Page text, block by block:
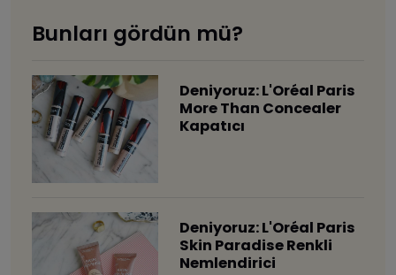
Bunları gördün mü?
Deniyoruz: L'Oréal Paris
More Than Concealer
Kapatıcı
Deniyoruz: L'Oréal Paris
Skin Paradise Renkli
Nemlendirici